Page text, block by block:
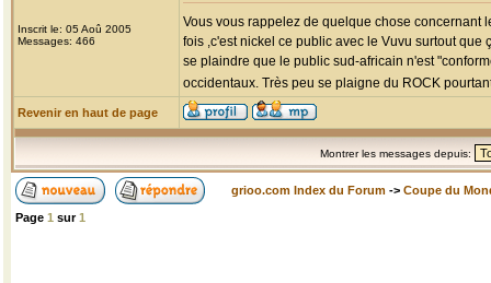
Inscrit le: 05 Aoû 2005
Messages: 466
Vous vous rappelez de quelque chose concernant
fois ,c'est nickel ce public avec le Vuvu surtout que
se plaindre que le public sud-africain n'est
occidentaux. Très peu se plaigne du ROCK
Revenir en haut de page
Montrer les messages depuis:
grioo.com Index du Forum -> Coupe du
Page 1 sur1